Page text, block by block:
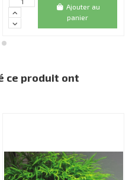
Ajouter au
panier
ce produit ont